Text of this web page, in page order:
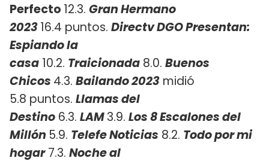
Perfecto 12.3. Gran Hermano
202316.4 puntos. Directv DGO Presentan:
Espiando la
casa 10.2. Traicionada 8.0. Buenos
Chicos 4.3. Bailando 2023 midió
5.8 puntos. Llamas del
Destino 6.3. LAM3.9. Los 8 Escalones del
Millón 5.9. Telefe Noticias 8.2. Todo por mi
hogar7.3. Noche al